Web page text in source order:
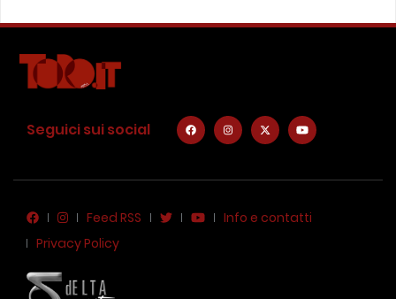
Seguici sui social
Feed RSS
Info e contatti
Privacy Policy